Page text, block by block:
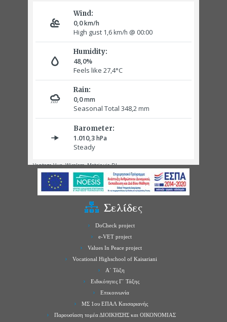
Σελίδες
DoCheck project
e-VET project
Values In Peace project
Vocational Highschool of Kaisariani
Α΄ Τάξη
Ειδικότητες Γ΄ Τάξης
Επικοινωνία
ΜΣ 1ου ΕΠΑΛ Καισαριανής
Παρουσίαση τομέα ΔΙΟΙΚΗΣΗΣ και ΟΙΚΟΝΟΜΙΑΣ